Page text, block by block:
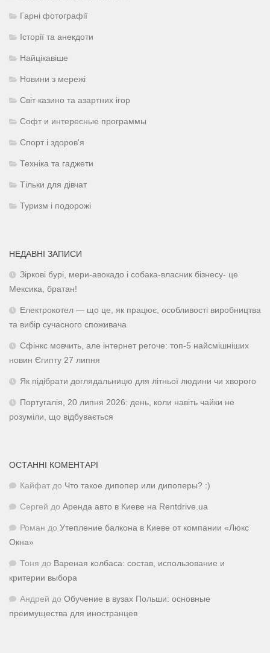
Гарні фотографії
Історії та анекдоти
Найцікавіше
Новини з мережі
Світ казино та азартних ігор
Софт и интересные программы
Спорт і здоров'я
Техніка та гаджети
Тільки для дівчат
Туризм і подорожі
НЕДАВНІ ЗАПИСИ
Зіркові бурі, мери-авокадо і собака-власник бізнесу- це
Мексика, братан!
Електрокотел — що це, як працює, особливості виробництва
та вибір сучасного споживача
Сфінкс мовчить, але інтернет регоче: топ-5 найсмішніших
новин Єгипту 27 липня
Як підібрати доглядальницю для літньої людини чи хворого
Португалія, 20 липня 2026: день, коли навіть чайки не
розуміли, що відбувається
ОСТАННІ КОМЕНТАРІ
Кайфат до Что такое дипопер или дипоперы? :)
Сергей до Аренда авто в Киеве на Rentdrive.ua
Роман до Утепление балкона в Киеве от компании «Люкс
Окна»
Тоня до Вареная колбаса: состав, использование и
критерии выбора
Андрей до Обучение в вузах Польши: основные
преимущества для иностранцев